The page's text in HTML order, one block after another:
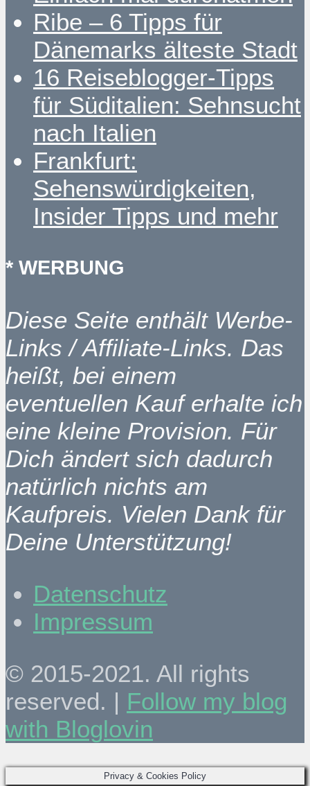
Ribe – 6 Tipps für
Dänemarks älteste Stadt
16 Reiseblogger-Tipps
für Süditalien: Sehnsucht
nach Italien
Frankfurt:
Sehenswürdigkeiten,
Insider Tipps und mehr
* WERBUNG
Diese Seite enthält Werbe-
Links / Affiliate-Links. Das
heißt, bei einem
eventuellen Kauf erhalte ich
eine kleine Provision. Für
Dich ändert sich dadurch
natürlich nichts am
Kaufpreis. Vielen Dank für
Deine Unterstützung!
Datenschutz
Impressum
© 2015-2021. All rights
reserved. | Follow my blog
with Bloglovin
Privacy & Cookies Policy